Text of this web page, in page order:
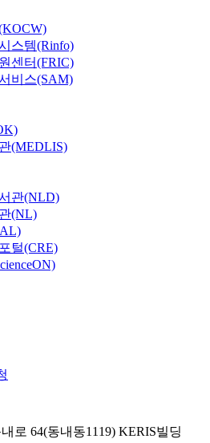
스템(Rinfo)
센터(FRIC)
비스(SAM)
(MEDLIS)
관(NLD)
(NL)
털(CRE)
로 64(동내동1119) KERIS빌딩